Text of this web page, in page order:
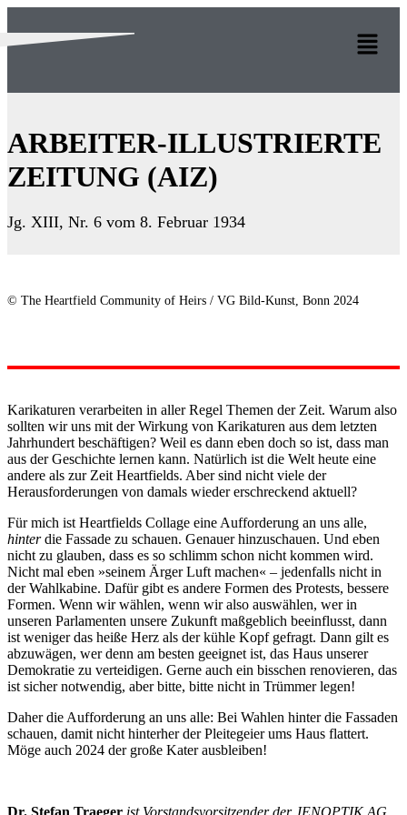
ARBEITER-ILLUSTRIERTE
ZEITUNG (AIZ)
Jg. XIII, Nr. 6 vom 8. Februar 1934
© The Heartfield Community of Heirs / VG Bild-Kunst, Bonn 2024
Karikaturen verarbeiten in aller Regel Themen der Zeit. Warum also
sollten wir uns mit der Wirkung von Kari­katuren aus dem letzten
Jahrhundert beschäftigen? Weil es dann eben doch so ist, dass man
aus der Geschichte lernen kann. Natürlich ist die Welt heute eine
andere als zur Zeit Heartfields. Aber sind nicht viele der
Herausforderungen von damals wieder erschreckend aktuell?
Für mich ist Heartfields Collage eine Aufforderung an uns alle,
hinterdie Fassade zu schauen. Genauer hinzuschauen. Und eben
nicht zu glauben, dass es so schlimm schon nicht kommen wird.
Nicht mal eben »seinem Ärger Luft machen« – jedenfalls nicht in
der Wahlkabine. Dafür gibt es andere For­men des Protests, bessere
Formen. Wenn wir wählen, wenn wir also auswählen, wer in
unseren Parlamenten unsere Zukunft maßgeblich beeinflusst, dann
ist weniger das heiße Herz als der kühle Kopf gefragt. Dann gilt es
abzuwägen, wer denn am besten geeignet ist, das Haus unserer
Demokratie zu verteidigen. Gerne auch ein bisschen renovieren, das
ist sicher notwendig, aber bitte, bitte nicht in Trümmer legen!
Daher die Aufforderung an uns alle: Bei Wahlen hinter die Fassaden
schauen, damit nicht hinterher der Pleitegeier ums Haus flattert.
Möge auch 2024 der große Kater ausbleiben!